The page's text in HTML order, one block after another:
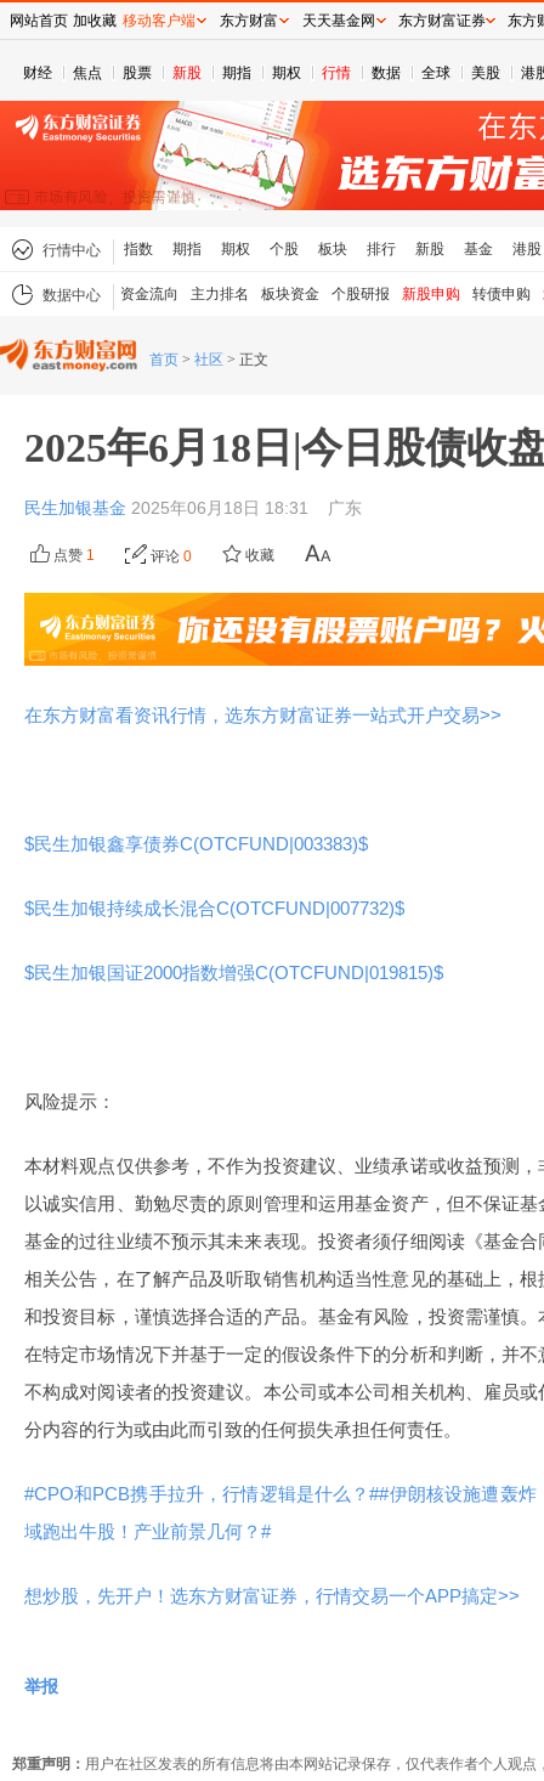
财经 焦点 股票 新股 期指 期权 行情 数据 全球 美股 港
行情中心 指数 期指 期权 个股 板块 排行 新股 基金 港股
数据中心 资金流向 主力排名 板块资金 个股研报 新股申购 转债申购
首页 > 社区 > 正文
2025年6月18日|今日股债收
民生加银基金 2025年06月18日 18:31 广东
点赞 1 评论 0 收藏
在东方财富看资讯行情，选东方财富证券一站式开户交易>>
$民生加银鑫享债券C(OTCFUND|003383)$
$民生加银持续成长混合C(OTCFUND|007732)$
$民生加银国证2000指数增强C(OTCFUND|019815)$
风险提示：
本材料观点仅供参考，不作为投资建议、业绩承诺或收益预测
以诚实信用、勤勉尽责的原则管理和运用基金资产，但不保证
基金的过往业绩不预示其未来表现。投资者须仔细阅读《基金
相关公告，在了解产品及听取销售机构适当性意见的基础上，
和投资目标，谨慎选择合适的产品。基金有风险，投资需谨慎
在特定市场情况下并基于一定的假设条件下的分析和判断，并
不构成对阅读者的投资建议。本公司或本公司相关机构、雇员
分内容的行为或由此而引致的任何损失承担任何责任。
#CPO和PCB携手拉升，行情逻辑是什么？##伊朗核设施遭轰炸
域跑出牛股！产业前景几何？#
想炒股，先开户！选东方财富证券，行情交易一个APP搞定>>
举报
郑重声明： 用户在社区发表的所有信息将由本网站记录保存，仅代表作者个人观
网站首页 加收藏 移动客户端 东方财富 天天基金网 东方财富证券 东方